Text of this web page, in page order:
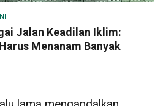
Jalan Keadilan Iklim:
Menanam Banyak